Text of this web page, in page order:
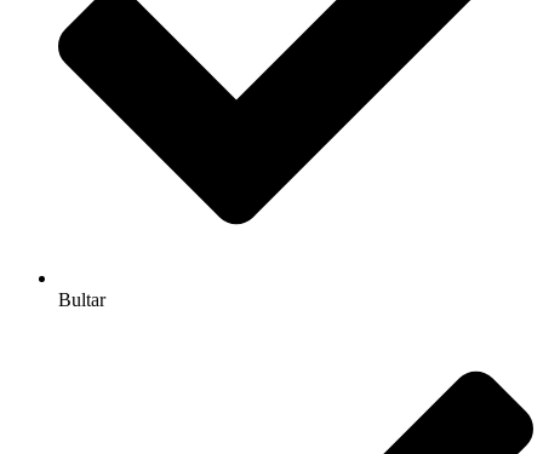
Bultar